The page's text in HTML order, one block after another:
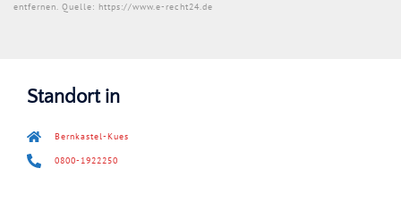
entfernen. Quelle: https://www.e-recht24.de
Standort in
Bernkastel-Kues
0800-1922250